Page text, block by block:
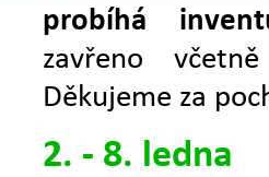
probíhá
zavřeno
Děkujeme za
2. - 8. ledna